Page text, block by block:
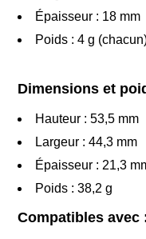
Épaisseur : 18 mm
Poids : 4 g
Dimensions et
Hauteur : 53,5 mm
Largeur : 44,3 mm
Épaisseur : 21,3
Poids : 38,2 g
Compatibles avec